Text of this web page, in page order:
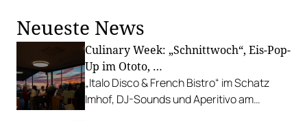
Neueste News
Culinary Week: „Schnittwoch“, Eis-Pop-
Up im Ototo, …
„Italo Disco & French Bistro“ im Schatz
Imhof, DJ-Sounds und Aperitivo am